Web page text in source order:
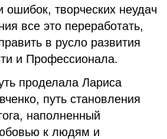
ошибок, творческих неудач
все это переработать,
в русло развития
и Профессионала.
проделала Лариса
путь становления
наполненный
к людям и